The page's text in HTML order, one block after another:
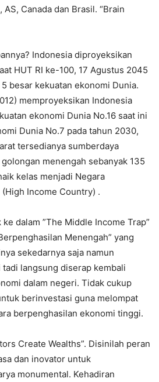
Canada dan Brasil. “Brain
Indonesia diproyeksikan
HUT RI ke-100, 17 Agustus 2045
besar kekuatan ekonomi Dunia.
memproyeksikan Indonesia
ekonomi Dunia No.16 saat ini
Dunia No.7 pada tahun 2030,
tersedianya sumberdaya
menengah sebanyak 135
kelas menjadi Negara
Income Country) .
dalam ”The Middle Income Trap”
Menengah” yang
sekedarnya saja namun
langsung diserap kembali
dalam negeri. Tidak cukup
berinvestasi guna melompat
berpenghasilan ekonomi tinggi.
Create Wealths”. Disinilah peran
dan inovator untuk
monumental. Kehadiran